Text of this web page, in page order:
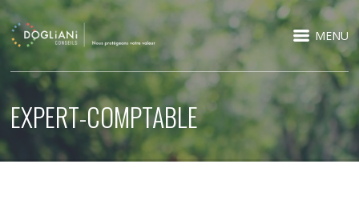
MENU
EXPERT-COMPTABLE